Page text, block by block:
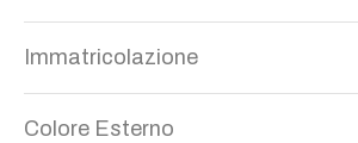
Immatricolazione
Colore Esterno